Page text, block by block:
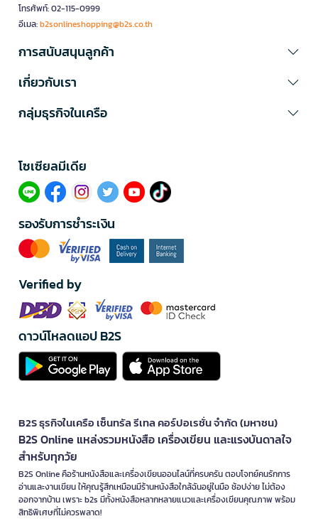
โทรศัพท์: 02-115-0999
อีเมล:b2sonlineshopping@b2s.co.th
การสนับสนุนลูกค้า
เกี่ยวกับเรา
กลุ่มธุรกิจในเครือ
โซเซียลมีเดีย​
รองรับการชำระเงิน
Verified by
ดาวน์โหลดแอป B2S
B2S ธุรกิจในเครือ เซ็นทรัล รีเทล คอร์ปอเรชั่น จำกัด (มหาชน)
B2S Online แหล่งรวมหนังสือ เครื่องเขียน และแรงบันดาลใจ
สำหรับทุกวัย
B2S Online คือร้านหนังสือและเครื่องเขียนออนไลน์ที่ครบครัน ตอบโจทย์คนรักการ
อ่านและงานเขียน ให้คุณรู้สึกเหมือนมีร้านหนังสือใกล้ฉันอยู่ในมือ ช้อปง่าย ไม่ต้อง
ออกจากบ้าน เพราะ b2s มีทั้งหนังสือหลากหลายแนวและเครื่องเขียนคุณภาพ พร้อม
สิทธิพิเศษที่ไม่ควรพลาด!